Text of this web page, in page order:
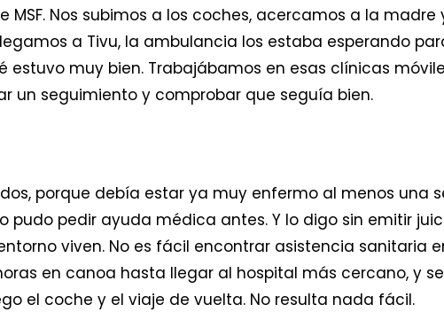
MSF. Nos subimos a los coches, acercamos a la
a Tivu, la ambulancia los estaba esperando
estuvo muy bien. Trabajábamos en esas clínicas
un seguimiento y comprobar que seguía bien.
porque debía estar ya muy enfermo al menos una
pudo pedir ayuda médica antes. Y lo digo sin emitir
viven. No es fácil encontrar asistencia sanitaria
en canoa hasta llegar al hospital más cercano, y
el coche y el viaje de vuelta. No resulta nada fácil.